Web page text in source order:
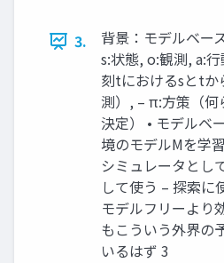
3.
背景：モデルベー
s:状態, o:観測, a:
刻tにおけるsとtか
測）, – π:方策（何
決定） • モデルベ
境のモデルMを学
シミュレータとし
して使う – 探索に
モデルフリーより
もこういう外界の
いるはず 3